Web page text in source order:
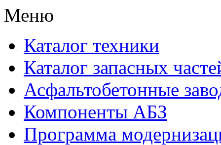
Меню
Каталог техники
Каталог запасных
Асфальтобетонные
Компоненты АБЗ
Программа